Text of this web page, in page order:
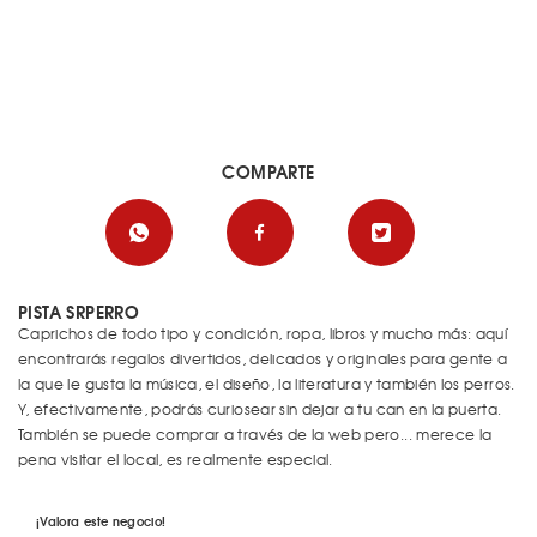
PISTA SRPERRO
Caprichos de todo tipo y condición, ropa, libros y mucho más: aquí
encontrarás regalos divertidos, delicados y originales para gente a
la que le gusta la música, el diseño, la literatura y también los perros.
Y, efectivamente, podrás curiosear sin dejar a tu can en la puerta.
También se puede comprar a través de la web pero... merece la
pena visitar el local, es realmente especial.
¡Valora este negocio!
COMPARTE